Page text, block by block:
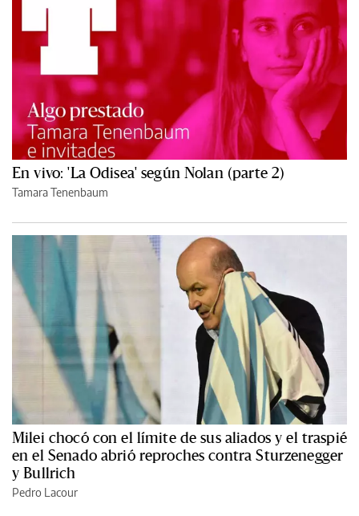
En vivo: 'La Odisea' según Nolan (parte 2)
Tamara Tenenbaum
Milei chocó con el límite de sus aliados y el traspié
en el Senado abrió reproches contra Sturzenegger
y Bullrich
Pedro Lacour